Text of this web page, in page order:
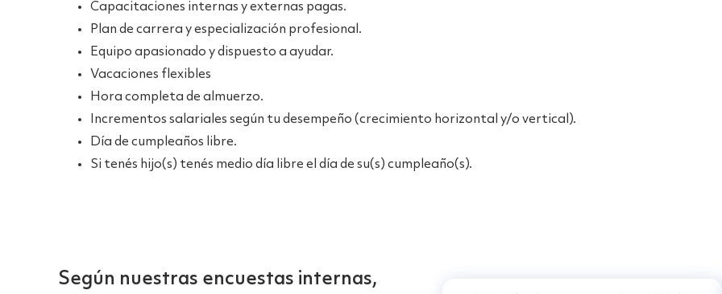
Capacitaciones internas y externas pagas.
Plan de carrera y especialización profesional.
Equipo apasionado y dispuesto a ayudar.
Vacaciones flexibles
Hora completa de almuerzo.
Incrementos salariales según tu desempeño (crecimiento horizontal y/o vertical).
Día de cumpleaños libre.
Si tenés hijo(s) tenés medio día libre el día de su(s) cumpleaño(s).
Según nuestras encuestas internas,